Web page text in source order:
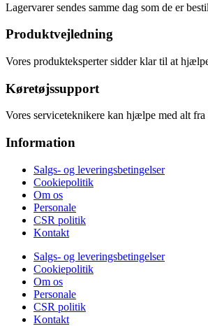
Lagervarer sendes samme dag som de er
Produktvejledning
Vores produkteksperter sidder klar til at
Køretøjssupport
Vores serviceteknikere kan hjælpe med alt
Information
Salgs- og leveringsbetingelser
Cookiepolitik
Om os
Personale
CSR politik
Kontakt
Salgs- og leveringsbetingelser
Cookiepolitik
Om os
Personale
CSR politik
Kontakt